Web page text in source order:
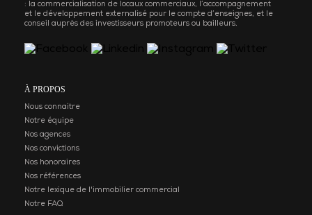
: la commercialisation de locaux commerciaux, l’accompagnement
et le développement externalisé pour le compte d’enseignes, et le
conseil auprès des investisseurs promoteurs ou bailleurs.
À PROPOS
Nous connaitre
Notre équipe
Nos agences
Nos convictions
Nos honoraires
Nos références
Notre lexique de l'immobilier commercial
Notre FAQ